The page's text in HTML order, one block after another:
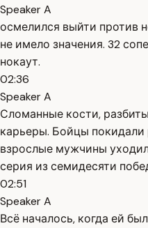
Speaker A
осмелился выйти
не имело значения. 32
нокаут.
02:36
Speaker A
Сломанные кости,
карьеры. Бойцы покидали
взрослые мужчины
серия из семидесяти
02:51
Speaker A
Всё началось, когда ей